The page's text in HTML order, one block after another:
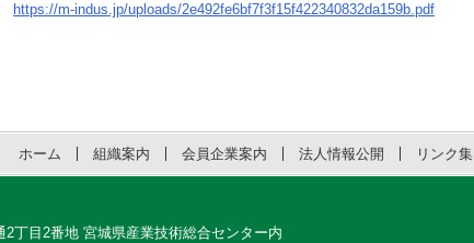
https://m-indus.jp/uploads/2e492fe6bf7f3f15f422340832da159b.pdf
ホーム 組織案内 会員企業案内 法人情報公開 リンク集
丁目2番地 宮城県産業技術総合センター内